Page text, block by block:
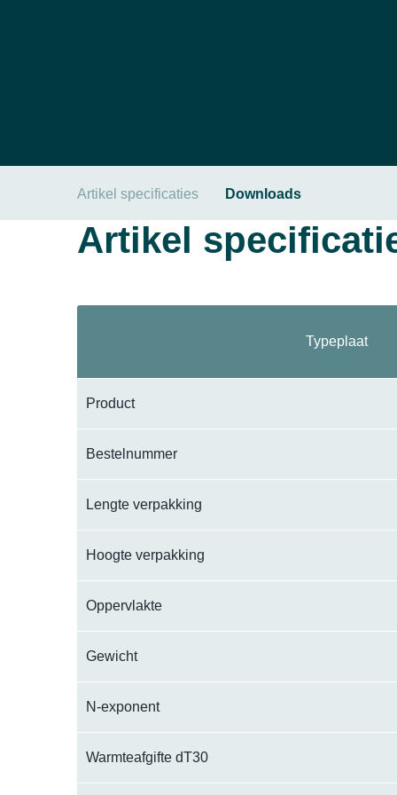
Artikel specificaties Downloads
Artikel
Typeplaat
Product
Bestelnummer
Lengte verpakking
Hoogte verpakking
Oppervlakte
Gewicht
N-exponent
Warmteafgifte dT30